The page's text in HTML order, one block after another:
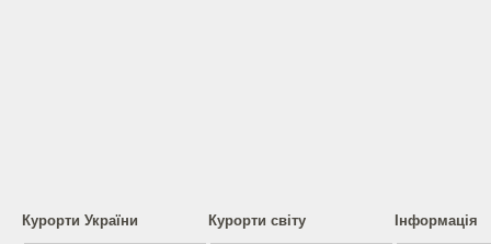
Курорти України Курорти світу Інформація